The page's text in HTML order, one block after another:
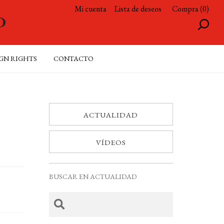
Mi cuenta Lista de deseos Compra (0)
RIGHTS CONTACTO
ACTUALIDAD
VÍDEOS
BUSCAR EN ACTUALIDAD